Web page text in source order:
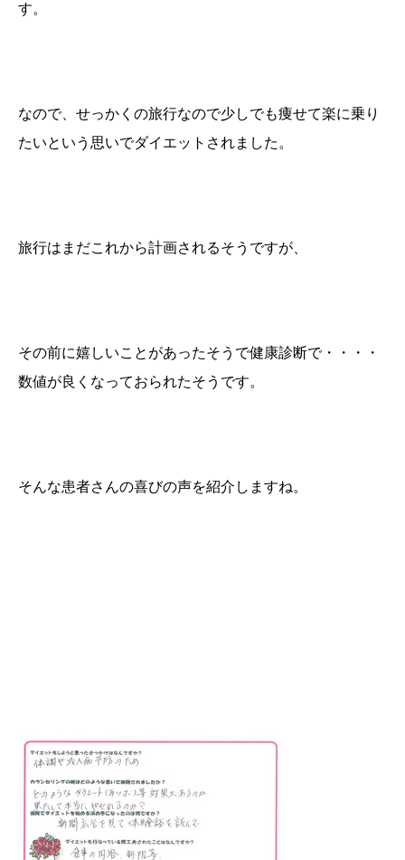
す。
なので、せっかくの旅行なので少しでも痩せて楽に乗り
たいという思いでダイエットされました。
旅行はまだこれから計画されるそうですが、
その前に嬉しいことがあったそうで健康診断で・・・・
数値が良くなっておられたそうです。
そんな患者さんの喜びの声を紹介しますね。